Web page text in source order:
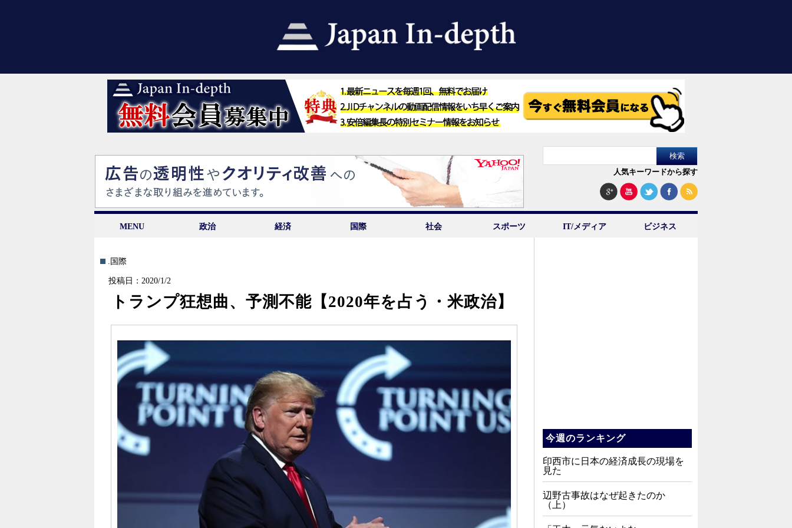
人気キーワードから探す
MENU 政治 経済 国際 社会 スポーツ IT/メディア ビジネス
.国際
投稿日：2020/1/2
トランプ狂想曲、予測不能【2020年を占う・米政治】
今週のランキング
印西市に日本の経済成長の現場を
見た
辺野古事故はなぜ起きたのか
（上）